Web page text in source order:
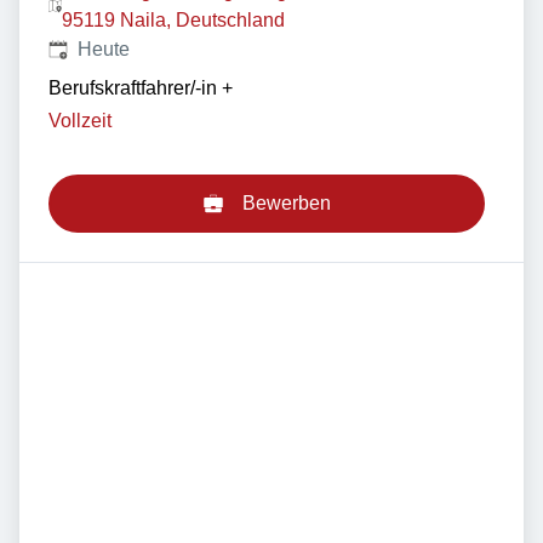
95119 Naila, Deutschland
Veröffentlicht
Heute
Berufskraftfahrer/-in +
Vollzeit
Bewerben